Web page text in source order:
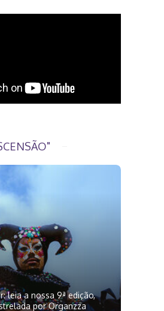
leia a nossa 9ª edição,
por Organzza